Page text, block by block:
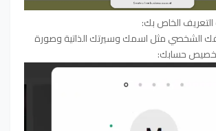
الشخصي مثل اسمك وسيرتك الذاتية وصورة
حسابك: